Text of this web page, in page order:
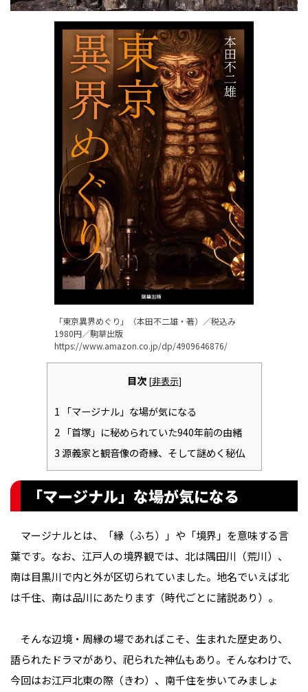
「東京異界めぐり」（本田不二雄・著）／税込み
1980円／駒草出版
https://www.amazon.co.jp/dp/4909646876/
目次 [非表示]
1 「マージナル」な場が気になる
2「首塚」に秘められていた940年前の由緒
3源義家と観音像の奇縁、そして謎めく秘仏
「マージナル」な場が気になる
マージナルとは、「縁（ふち）」や「境界」を意味する言
葉です。なお、江戸人の境界観では、北は隅田川（荒川）、
南は目黒川で内と外が区切られていました。地名でいえば北
は千住、南は品川にあたります（時代ごとに諸説あり）。
そんな辺境・周縁の場であればこそ、生まれた歴史あり、
語られたドラマがあり、祀られた神仏もあり。そんなわけで、
今回はお江戸北東の際（きわ）、南千住を歩いてみましょ